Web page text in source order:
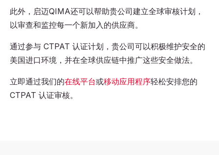
此外，启迈QIMA还可以帮助贵公司建立全球审核计划，
以审查和监控每一个新加入的供应商。
通过参与 CTPAT 认证计划，贵公司可以积极维护安全的
美国进口环境，并在全球供应链中推广这些安全做法。
立即通过我们的在线平台或移动应用程序轻松安排您的
CTPAT 认证审核。